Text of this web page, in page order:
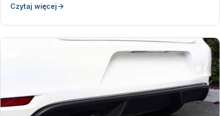
Czytaj więcej